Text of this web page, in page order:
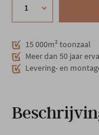
15 000m² toonzaal
Meer dan 50 jaar
Levering- en